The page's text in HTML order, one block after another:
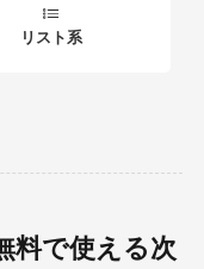
リスト系
料で使える次